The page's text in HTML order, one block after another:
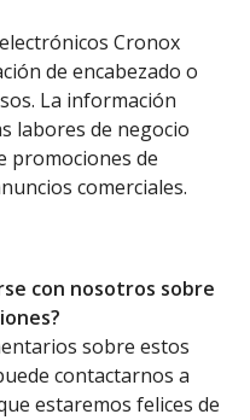
Cronox
de encabezado o
La información
labores de negocio
promociones de
comerciales.
con nosotros sobre
sobre estos
contactarnos a
estaremos felices de